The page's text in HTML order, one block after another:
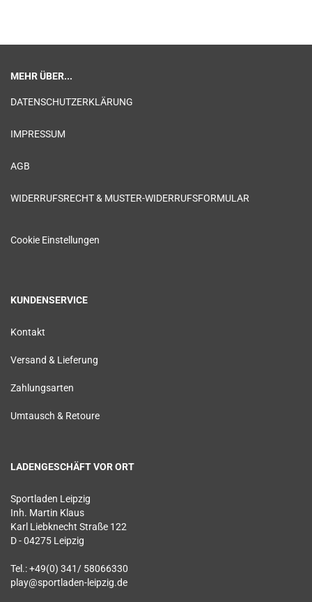
MEHR ÜBER...
DATENSCHUTZERKLÄRUNG
IMPRESSUM
AGB
WIDERRUFSRECHT & MUSTER-WIDERRUFSFORMULAR
Cookie Einstellungen
KUNDENSERVICE
Kontakt
Versand & Lieferung
Zahlungsarten
Umtausch & Retoure
LADENGESCHÄFT VOR ORT
Sportladen Leipzig
Inh. Martin Klaus
Karl Liebknecht Straße 122
D - 04275 Leipzig
Tel.: +49(0) 341/ 58066330
play@sportladen-leipzig.de